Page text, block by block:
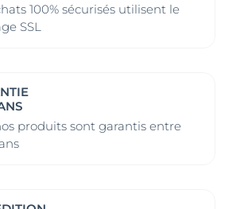
100% sécurisés utilisent le
SSL
produits sont garantis entre